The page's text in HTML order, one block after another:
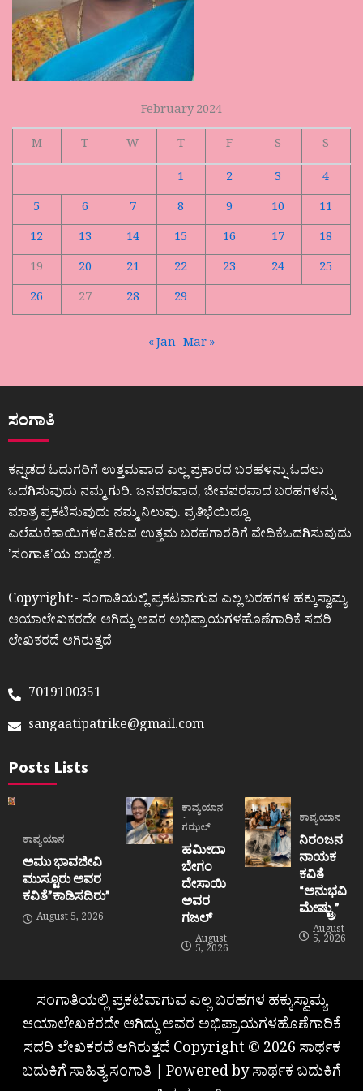
February 2024
M
T W T F S
S
1
2 3
4
5
6 7 8 9 10
11
12
13 14 15 16 17
18
19
20 21 22 23 24
25
26
27 28 29
« Jan Mar »
ಸಂಗಾತಿ
ಕನ್ನಡದ ಓದುಗರಿಗೆ ಉತ್ತಮವಾದ ಎಲ್ಲ ಪ್ರಕಾರದ ಬರಹಳನ್ನು ಓದಲು
ಒದಗಿಸುವುದು ನಮ್ಮ ಗುರಿ. ಜನಪರವಾದ, ಜೀವಪರವಾದ ಬರಹಗಳನ್ನು
ಮಾತ್ರ ಪ್ರಕಟಿಸುವುದು ನಮ್ಮ ನಿಲುವು. ಪ್ರತಿಭೆಯಿದ್ದೂ
ಎಲೆಮರೆಕಾಯಿಗಳಂತಿರುವ ಉತ್ತಮ ಬರಹಗಾರರಿಗೆ ವೇದಿಕೆಒದಗಿಸುವುದು
ʼಸಂಗಾತಿʼಯ ಉದ್ದೇಶ.
Copyright:- ಸಂಗಾತಿಯಲ್ಲಿ ಪ್ರಕಟವಾಗುವ ಎಲ್ಲ ಬರಹಗಳ ಹಕ್ಕುಸ್ವಾಮ್ಯ
ಆಯಾಲೇಖಕರದೇ ಆಗಿದ್ದು ಅವರ ಅಭಿಪ್ರಾಯಗಳಹೊಣೆಗಾರಿಕೆ ಸದರಿ
ಲೇಖಕರದೆ ಆಗಿರುತ್ತದೆ
7019100351
sangaatipatrike@gmail.com
Posts Lists
ಕಾವ್ಯಯಾನ
ಅಮು ಭಾವಜೀವಿ
ಮುಸ್ಟೂರು ಅವರ
ಕವಿತೆ”ಕಾಡಿಸದಿರು”
August 5, 2026
ಕಾವ್ಯಯಾನ
ಗಝಲ್
ಹಮೀದಾ
ಬೇಗಂ
ದೇಸಾಯಿ
ಅವರ
ಗಜಲ್
August
5, 2026
ಕಾವ್ಯಯಾನ
ನಿರಂಜನ
ನಾಯಕ
ಕವಿತೆ
“ಅನುಭವಿ
ಮೇಷ್ಟ್ರು”
August
5, 2026
ಸಂಗಾತಿಯಲ್ಲಿ ಪ್ರಕಟವಾಗುವ ಎಲ್ಲ ಬರಹಗಳ ಹಕ್ಕುಸ್ವಾಮ್ಯ
ಆಯಾಲೇಖಕರದೇ ಆಗಿದ್ದು ಅವರ ಅಭಿಪ್ರಾಯಗಳಹೊಣೆಗಾರಿಕೆ
ಸದರಿ ಲೇಖಕರದೆ ಆಗಿರುತ್ತದೆ Copyright © 2026 ಸಾರ್ಥಕ
ಬದುಕಿಗೆ ಸಾಹಿತ್ಯ ಸಂಗಾತಿ | Powered by ಸಾರ್ಥಕ ಬದುಕಿಗೆ